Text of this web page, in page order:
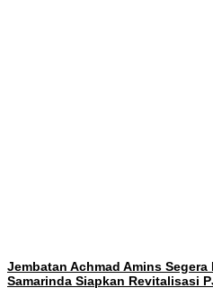
Jembatan Achmad Amins
Samarinda Siapkan Revitalisasi